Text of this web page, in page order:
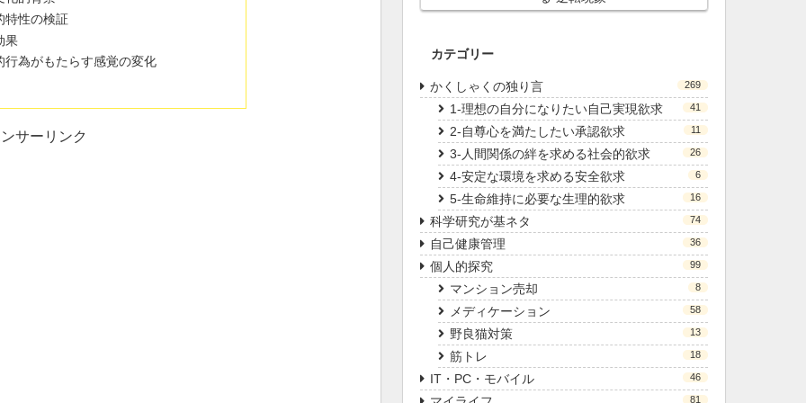
特性の検証
果
為がもたらす感覚の変化
サーリンク
カテゴリー
かくしゃくの独り言 269
1-理想の自分になりたい自己実現欲求 41
2-自尊心を満たしたい承認欲求 11
3-人間関係の絆を求める社会的欲求 26
4-安定な環境を求める安全欲求 6
5-生命維持に必要な生理的欲求 16
科学研究が基ネタ 74
自己健康管理 36
個人的探究 99
マンション売却 8
メディケーション 58
野良猫対策 13
筋トレ 18
IT・PC・モバイル 46
81